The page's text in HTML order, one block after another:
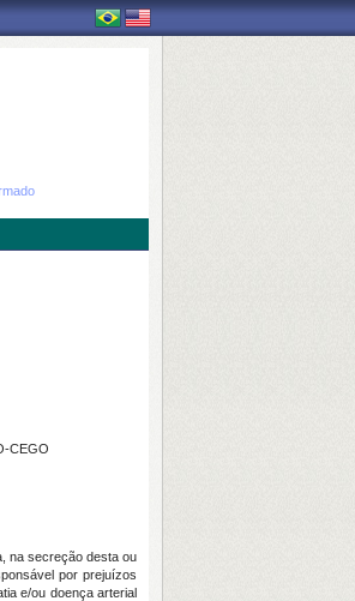
CEGO
na secreção desta ou
por prejuízos
e/ou doença arterial